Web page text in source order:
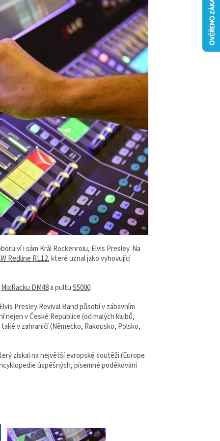
ví i sám Král Rockenrolu, Elvis Presley. Na
Redline RL12, které uznal jako vyhovující
MixRacku DM48a pultuS5000.
Presley Revival Band působí v zábavním
nejen v České Republice (od malých klubů,
v zahraničí (Německo, Rakousko, Polsko,
získal na největší evropské soutěži (Europe
úspěšných, písemné poděkování